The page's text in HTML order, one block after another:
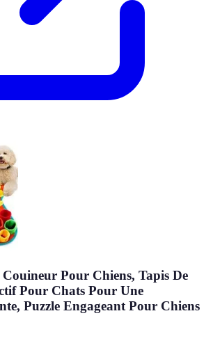
Pour Chiens, Tapis De
Pour Chats Pour Une
Puzzle Engageant Pour Chiens